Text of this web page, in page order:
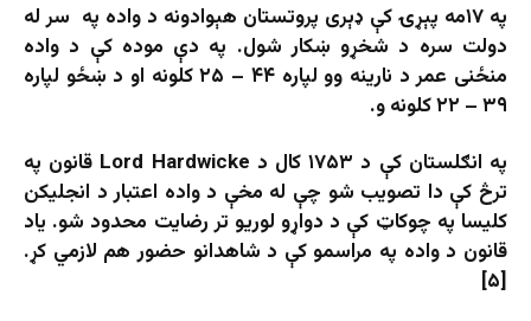
په ۱۷مه پېړۍ کې ډېری پروتستان هېوادونه د واده په سر له
دولت سره د شخړو ښکار شول. په دې موده کې د واده
منځنی عمر د نارينه‌ وو لپاره ۴۴ – ۲۵ کلونه او د ښځو لپاره
۳۹ – ۲۲ کلونه و.
په انګلستان کې د ۱۷۵۳ کال د Lord Hardwicke قانون په
ترڅ کې دا تصويب شو چې له مخې د واده اعتبار د انجليکن
کليسا په چوکاټ کې د دواړو لوریو تر رضایت محدود شو. یاد
قانون د واده په مراسمو کې د شاهدانو حضور هم لازمي کړ.
[۵]